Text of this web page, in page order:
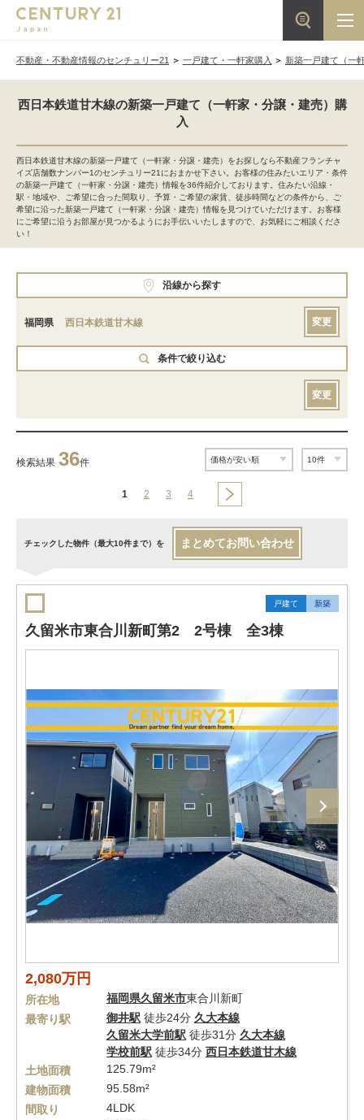
不動産・不動産情報のセンチュリー21 一戸建て・一軒家購入 新築一戸建て（一
西日本鉄道甘木線の新築一戸建て（一軒家・分譲・建売）購
入
西日本鉄道甘木線の新築一戸建て（一軒家・分譲・建売）をお探しなら不動産フランチャ
イズ店舗数ナンバー1のセンチュリー21におまかせ下さい。お客様の住みたいエリア・条件
の新築一戸建て（一軒家・分譲・建売）情報を36件紹介しております。住みたい沿線・
駅・地域や、ご希望に合った間取り、予算・ご希望の家賃、徒歩時間などの条件から、ご
希望に沿った新築一戸建て（一軒家・分譲・建売）情報を見つけていただけます。お客様
にご希望に沿うお部屋が見つかるようにお手伝いいたしますので、お気軽にご相談くださ
い！
沿線から探す
福岡県 西日本鉄道甘木線 変更
条件で絞り込む
変更
検索結果 36件
1 2 3 4
チェックした物件（最大10件まで）を まとめてお問い合わせ
戸建て 新築
久留米市東合川新町第2 2号棟 全3棟
2,080万円
所在地 福岡県久留米市東合川新町
最寄り駅
御井駅 徒歩24分 久大本線
久留米大学前駅 徒歩31分 久大本線
学校前駅 徒歩34分 西日本鉄道甘木線
土地面積
125.79m²
建物面積
95.58m²
間取り
4LDK